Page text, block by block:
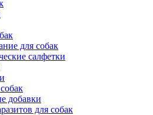
для собак
салфетки
добавки
для собак